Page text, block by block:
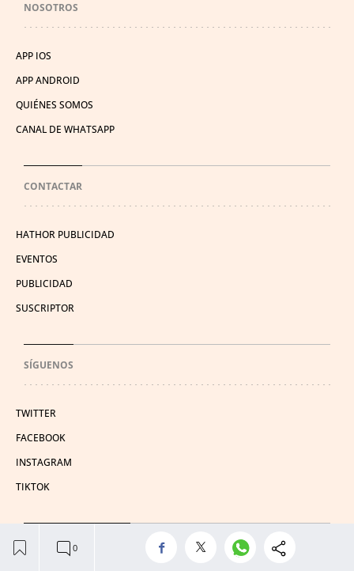
NOSOTROS
APP IOS
APP ANDROID
QUIÉNES SOMOS
CANAL DE WHATSAPP
CONTACTAR
HATHOR PUBLICIDAD
EVENTOS
PUBLICIDAD
SUSCRIPTOR
SÍGUENOS
TWITTER
FACEBOOK
INSTAGRAM
TIKTOK
CONDICIONES DE USO